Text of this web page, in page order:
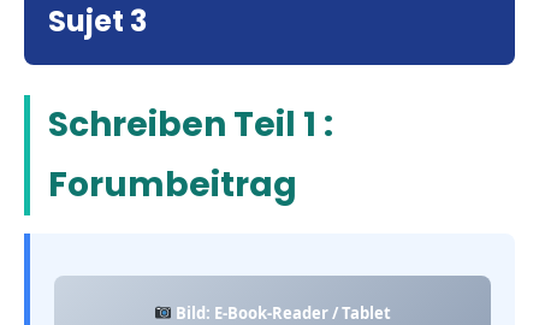
Sujet 3
Schreiben Teil 1 :
Forumbeitrag
Bild: E-Book-Reader / Tablet